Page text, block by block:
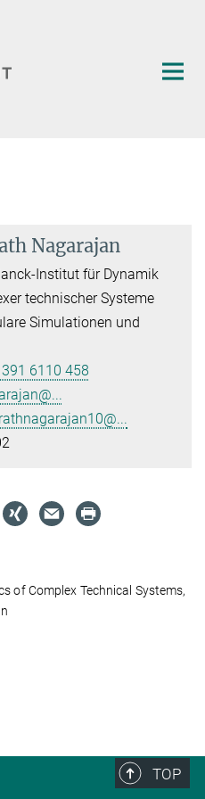
Nagarajan
Institut für Dynamik
technischer Systeme
Simulationen und
6110 458
of Complex Technical Systems,
TOP